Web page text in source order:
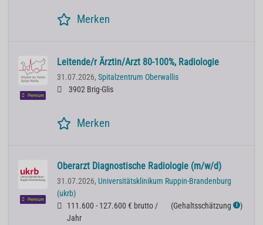
Merken
Premium
Leitende/r Ärztin/Arzt 80-100%, Radiologie
31.07.2026, Spitalzentrum Oberwallis
3902 Brig-Glis
Merken
Premium
Oberarzt Diagnostische Radiologie (m/w/d)
31.07.2026, Universitätsklinikum Ruppin-Brandenburg
(ukrb)
111.600 - 127.600 € brutto /
Jahr
(Gehaltsschätzung ℹ )